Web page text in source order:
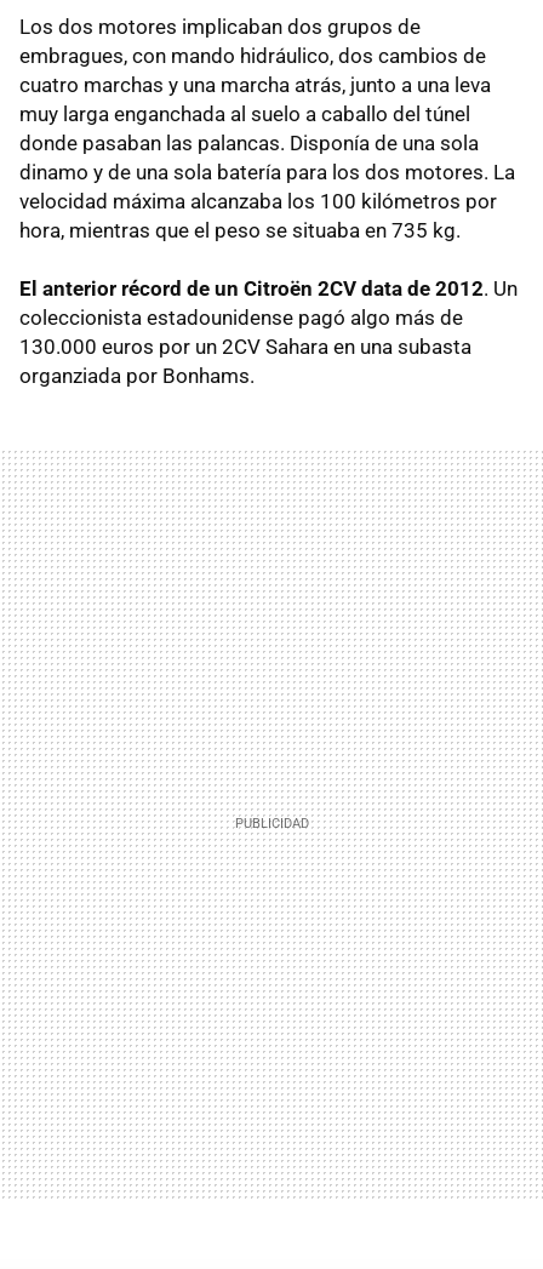
Los dos motores implicaban dos grupos de
embragues, con mando hidráulico, dos cambios de
cuatro marchas y una marcha atrás, junto a una leva
muy larga enganchada al suelo a caballo del túnel
donde pasaban las palancas. Disponía de una sola
dinamo y de una sola batería para los dos motores. La
velocidad máxima alcanzaba los 100 kilómetros por
hora, mientras que el peso se situaba en 735 kg.
El anterior récord de un Citroën 2CV data de 2012. Un
coleccionista estadounidense pagó algo más de
130.000 euros por un 2CV Sahara en una subasta
organziada por Bonhams.